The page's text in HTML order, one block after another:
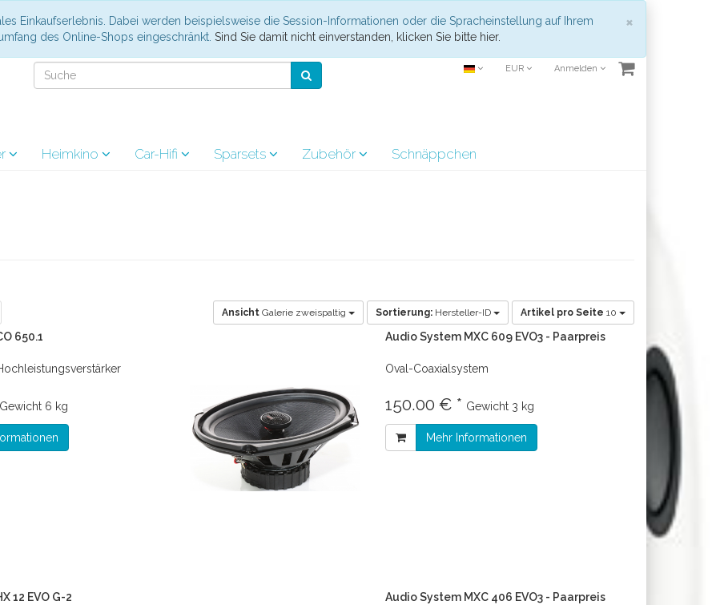
×
Einkaufserlebnis. Dabei werden beispielsweise die Session-Informationen oder die Spracheinstellung auf Ihrem
des Online-Shops eingeschränkt. Sind Sie damit nicht einverstanden, klicken Sie bitte hier.
EUR Anmelden
Heimkino Car-Hifi Sparsets Zubehör Schnäppchen
Ansicht Galerie zweispaltig Sortierung: Hersteller-ID Artikel pro Seite 10
650.1
Gewicht 6 kg
Audio System MXC 609 EVO3 - Paarpreis
Oval-Coaxialsystem
150.00 € * Gewicht 3 kg
Mehr Informationen
12 EVO G-2 Audio System MXC 406 EVO3 - Paarpreis